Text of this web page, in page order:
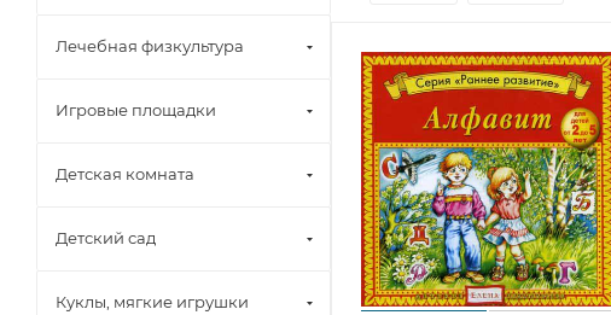
Лечебная физкультура
Игровые площадки
Детская комната
Детский сад
Куклы, мягкие игрушки